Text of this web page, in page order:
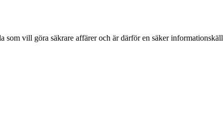
som vill göra säkrare affärer och är därför en säker